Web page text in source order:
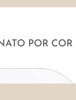
todos os gráficos
POR COR